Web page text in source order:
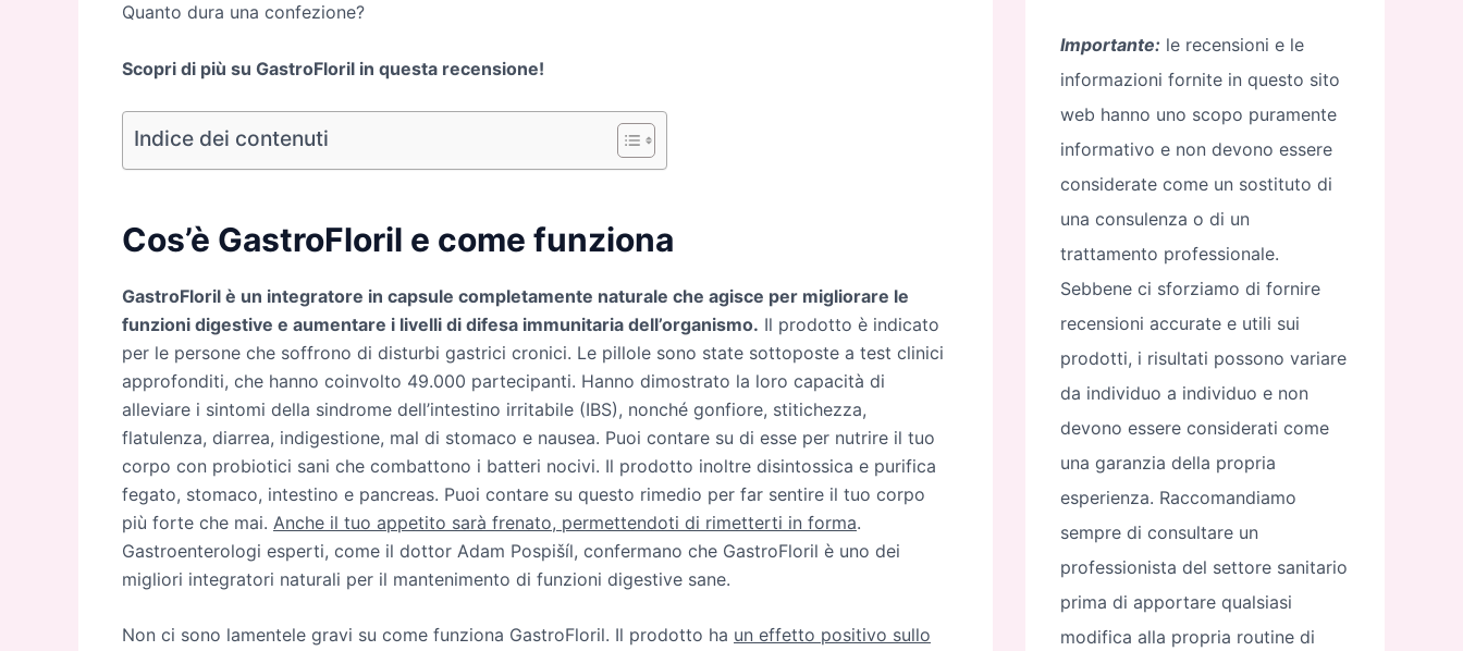
Quanto dura una confezione?
Scopri di più su GastroFloril in questa recensione!
Indice dei contenuti
Cos’è GastroFloril e come funziona
GastroFloril è un integratore in capsule completamente naturale che agisce per migliorare le
funzioni digestive e aumentare i livelli di difesa immunitaria dell’organismo. Il prodotto è indicato
per le persone che soffrono di disturbi gastrici cronici. Le pillole sono state sottoposte a test clinici
approfonditi, che hanno coinvolto 49.000 partecipanti. Hanno dimostrato la loro capacità di
alleviare i sintomi della sindrome dell’intestino irritabile (IBS), nonché gonfiore, stitichezza,
flatulenza, diarrea, indigestione, mal di stomaco e nausea. Puoi contare su di esse per nutrire il tuo
corpo con probiotici sani che combattono i batteri nocivi. Il prodotto inoltre disintossica e purifica
fegato, stomaco, intestino e pancreas. Puoi contare su questo rimedio per far sentire il tuo corpo
più forte che mai. Anche il tuo appetito sarà frenato, permettendoti di rimetterti in forma.
Gastroenterologi esperti, come il dottor Adam Pospišíl, confermano che GastroFloril è uno dei
migliori integratori naturali per il mantenimento di funzioni digestive sane.
Non ci sono lamentele gravi su come funziona GastroFloril. Il prodotto ha un effetto positivo sullo
Importante: le recensioni e le
informazioni fornite in questo sito
web hanno uno scopo puramente
informativo e non devono essere
considerate come un sostituto di
una consulenza o di un
trattamento professionale.
Sebbene ci sforziamo di fornire
recensioni accurate e utili sui
prodotti, i risultati possono variare
da individuo a individuo e non
devono essere considerati come
una garanzia della propria
esperienza. Raccomandiamo
sempre di consultare un
professionista del settore sanitario
prima di apportare qualsiasi
modifica alla propria routine di